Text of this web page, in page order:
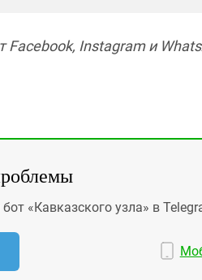
Instagram и
«Кавказского узла» в